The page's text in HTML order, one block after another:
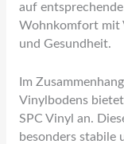
auf
Wohnkomfort mit
und Gesundheit.
Im
Vinylbodens
SPC Vinyl an.
besonders stabile